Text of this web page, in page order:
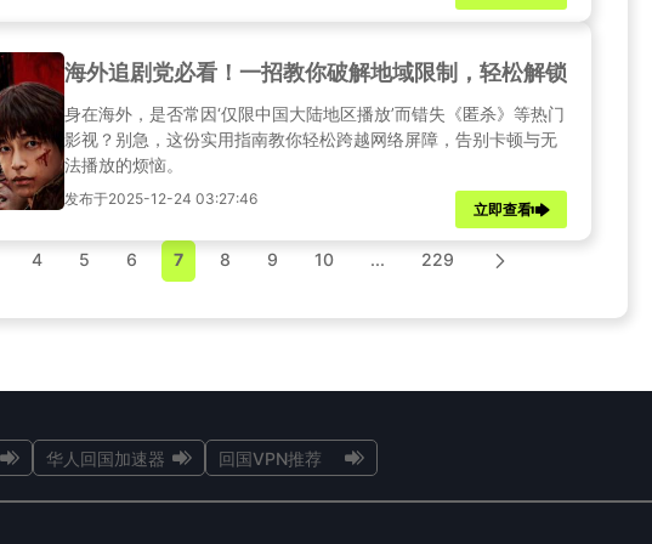
海外追剧党必看！一招教你破解地域限制，轻松解锁《匿杀》
身在海外，是否常因‘仅限中国大陆地区播放’而错失《匿杀》等热门
影视？别急，这份实用指南教你轻松跨越网络屏障，告别卡顿与无
法播放的烦恼。
发布于2025-12-24 03:27:46
立即查看
4 5 6 7 8 9 10 ... 229
华人回国加速器 回国VPN推荐